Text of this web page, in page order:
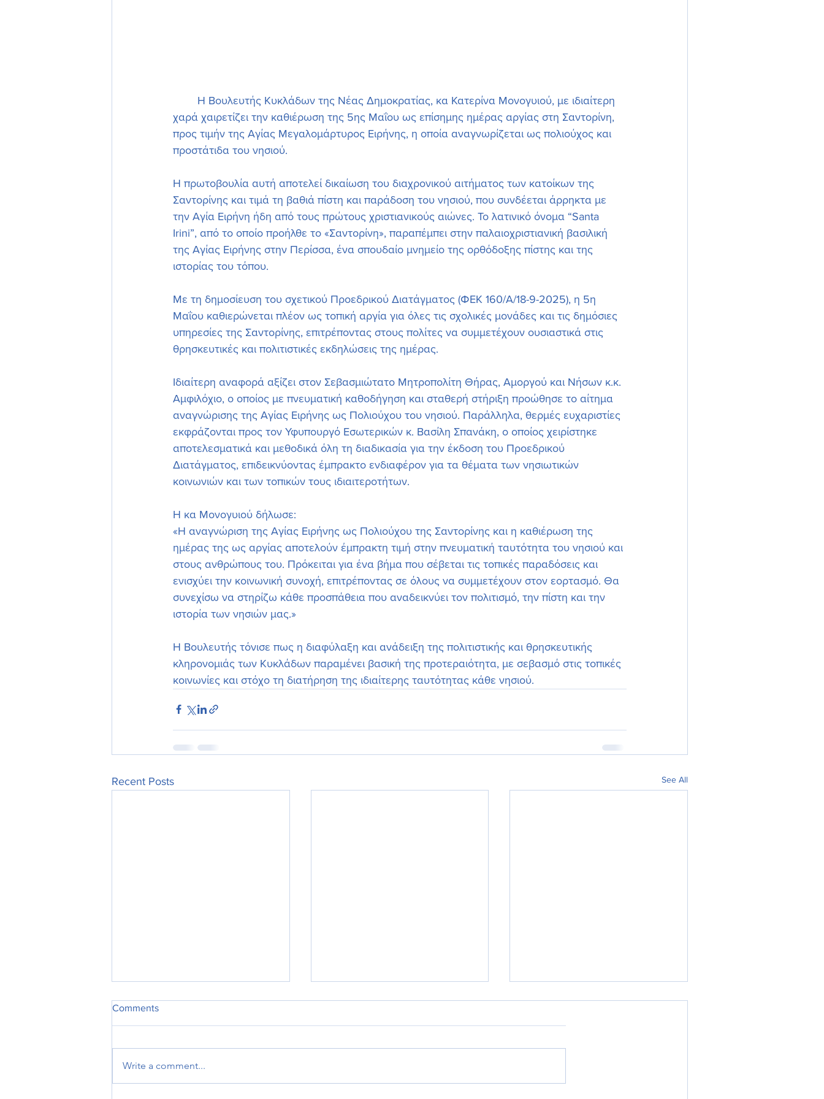
χαρά χαιρετίζει την καθιέρωση της 5ης Μαΐου ως επίσημης ημέρας αργίας στη Σαντορίνη,
προς τιμήν της Αγίας Μεγαλομάρτυρος Ειρήνης, η οποία αναγνωρίζεται ως πολιούχος και
προστάτιδα του νησιού.
Η πρωτοβουλία αυτή αποτελεί δικαίωση του διαχρονικού αιτήματος των κατοίκων της
Σαντορίνης και τιμά τη βαθιά πίστη και παράδοση του νησιού, που συνδέεται άρρηκτα με
την Αγία Ειρήνη ήδη από τους πρώτους χριστιανικούς αιώνες. Το λατινικό όνομα “Santa
Irini”, από το οποίο προήλθε το «Σαντορίνη», παραπέμπει στην παλαιοχριστιανική βασιλική
της Αγίας Ειρήνης στην Περίσσα, ένα σπουδαίο μνημείο της ορθόδοξης πίστης και της
ιστορίας του τόπου.
Με τη δημοσίευση του σχετικού Προεδρικού Διατάγματος (ΦΕΚ 160/Α/18-9-2025), η 5η
Μαΐου καθιερώνεται πλέον ως τοπική αργία για όλες τις σχολικές μονάδες και τις δημόσιες
υπηρεσίες της Σαντορίνης, επιτρέποντας στους πολίτες να συμμετέχουν ουσιαστικά στις
θρησκευτικές και πολιτιστικές εκδηλώσεις της ημέρας.
Ιδιαίτερη αναφορά αξίζει στον Σεβασμιώτατο Μητροπολίτη Θήρας, Αμοργού και Νήσων κ.κ.
Αμφιλόχιο, ο οποίος με πνευματική καθοδήγηση και σταθερή στήριξη προώθησε το αίτημα
αναγνώρισης της Αγίας Ειρήνης ως Πολιούχου του νησιού. Παράλληλα, θερμές ευχαριστίες
εκφράζονται προς τον Υφυπουργό Εσωτερικών κ. Βασίλη Σπανάκη, ο οποίος χειρίστηκε
αποτελεσματικά και μεθοδικά όλη τη διαδικασία για την έκδοση του Προεδρικού
Διατάγματος, επιδεικνύοντας έμπρακτο ενδιαφέρον για τα θέματα των νησιωτικών
κοινωνιών και των τοπικών τους ιδιαιτεροτήτων.
Η κα Μονογυιού δήλωσε:
«Η αναγνώριση της Αγίας Ειρήνης ως Πολιούχου της Σαντορίνης και η καθιέρωση της
ημέρας της ως αργίας αποτελούν έμπρακτη τιμή στην πνευματική ταυτότητα του νησιού και
στους ανθρώπους του. Πρόκειται για ένα βήμα που σέβεται τις τοπικές παραδόσεις και
ενισχύει την κοινωνική συνοχή, επιτρέποντας σε όλους να συμμετέχουν στον εορτασμό. Θα
συνεχίσω να στηρίζω κάθε προσπάθεια που αναδεικνύει τον πολιτισμό, την πίστη και την
ιστορία των νησιών μας.»
Η Βουλευτής τόνισε πως η διαφύλαξη και ανάδειξη της πολιτιστικής και θρησκευτικής
κληρονομιάς των Κυκλάδων παραμένει βασική της προτεραιότητα, με σεβασμό στις τοπικές
κοινωνίες και στόχο τη διατήρηση της ιδιαίτερης ταυτότητας κάθε νησιού.
Recent Posts See All
Comments
Write a comment...